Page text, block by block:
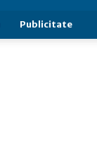
Publicitate